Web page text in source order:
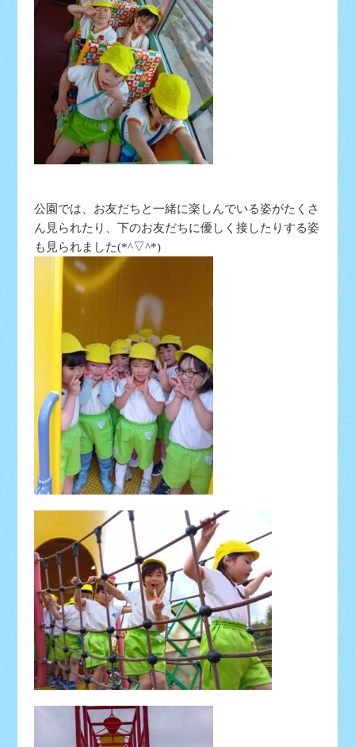
公園では、お友だちと一緒に楽しんでいる姿がたくさ
ん見られたり、下のお友だちに優しく接したりする姿
も見られました(*^▽^*)